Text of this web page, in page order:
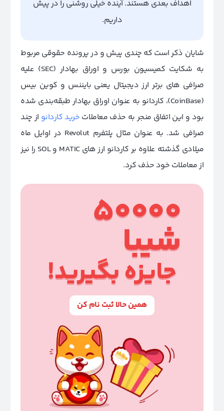
اهداف بعدی هستند. آینده خیلی روشنی را در پیش
داریم.
شایان ذکر است که چندی پیش و در پرونده حقوقی مربوط
به شکایت کمیسیون بورس و اوراق بهادار (SEC) علیه
صرافی های برتر ارز دیجیتال یعنی بایننس و کوین بیس
(CoinBase)، کاردانو به عنوان اوراق بهادار طبقه‌بندی شده
بود و این اتفاق منجر به حذف معاملات خرید کاردانو از چند
صرافی شد. به عنوان مثال پلتفرم Revolut در اوایل ماه
میلادی گذشته علاوه بر کاردانو ارز های MATIC و SOL را نیز
از معاملات خود حذف کرد.
50000
شیبا
جایزه بگیرید!
همین حالا ثبت نام کن